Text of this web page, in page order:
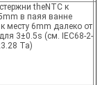
theNTC к
в паяя ванне
месту 6mm далеко от
3±0.5s (см. IEC68-2-
Ta)